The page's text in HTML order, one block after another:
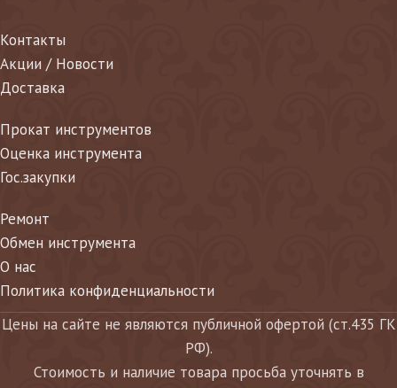
Контакты
Акции / Новости
Доставка
Прокат инструментов
Оценка инструмента
Гос.закупки
Ремонт
Обмен инструмента
О нас
Политика конфиденциальности
Цены на сайте не являются публичной офертой (ст.435 ГК
РФ).
Стоимость и наличие товара просьба уточнять в